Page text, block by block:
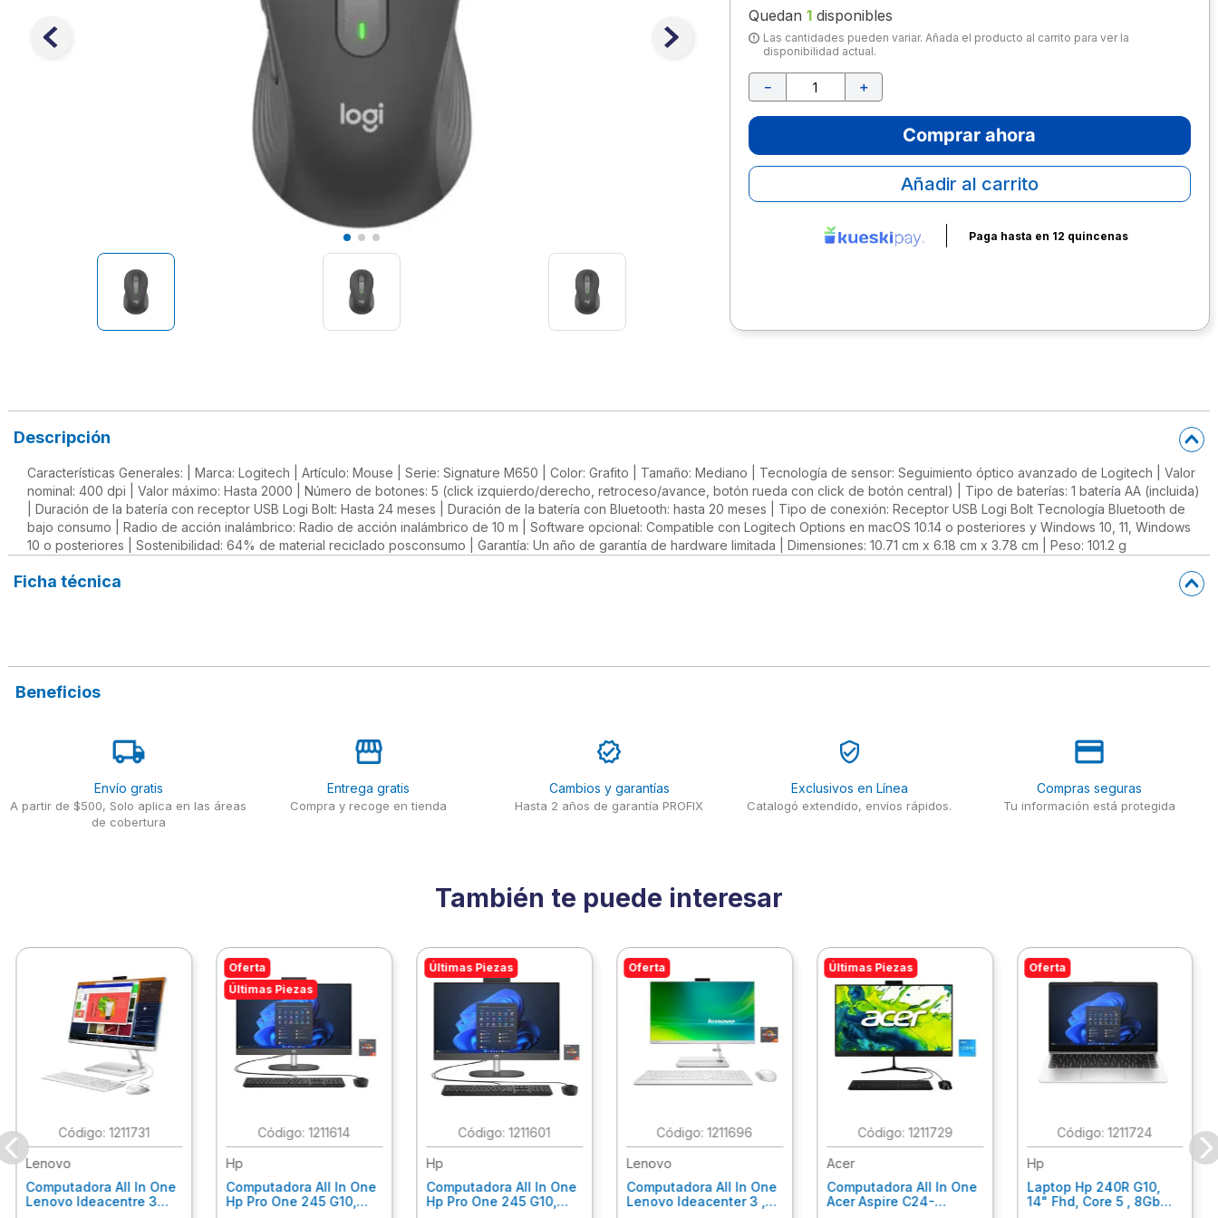
Quedan 1disponibles
Las cantidades pueden variar. Añada el producto al carrito para ver la
disponibilidad actual.
＋
－
Comprar ahora
Añadir al carrito
Paga hasta en 12 quincenas
Descripción
Características Generales: | Marca: Logitech | Artículo: Mouse | Serie: Signature M650 | Color: Grafito | Tamaño: Mediano | Tecnología de sensor: Seguimiento óptico avanzado de Logitech | Valor
nominal: 400 dpi | Valor máximo: Hasta 2000 | Número de botones: 5 (click izquierdo/derecho, retroceso/avance, botón rueda con click de botón central) | Tipo de baterías: 1 batería AA (incluida)
| Duración de la batería con receptor USB Logi Bolt: Hasta 24 meses | Duración de la batería con Bluetooth: hasta 20 meses | Tipo de conexión: Receptor USB Logi Bolt Tecnología Bluetooth de
bajo consumo | Radio de acción inalámbrico: Radio de acción inalámbrico de 10 m | Software opcional: Compatible con Logitech Options en macOS 10.14 o posteriores y Windows 10, 11, Windows
10 o posteriores | Sostenibilidad: 64% de material reciclado posconsumo | Garantía: Un año de garantía de hardware limitada | Dimensiones: 10.71 cm x 6.18 cm x 3.78 cm | Peso: 101.2 g
Ficha técnica
Beneficios
Envío gratis
A partir de $500, Solo aplica en las áreas
de cobertura
Entrega gratis
Compra y recoge en tienda
Cambios y garantías
Hasta 2 años de garantía PROFIX
Exclusivos en Línea
Catalogó extendido, envíos rápidos.
Compras seguras
Tu información está protegida
También te puede interesar
:1211731
Lenovo
Computadora All In One
Lenovo Ideacentre 3
Oferta
Últimas Piezas
:1211614
Hp
Computadora All In One
Hp Pro One 245 G10,
Últimas Piezas
:1211601
Hp
Computadora All In One
Hp Pro One 245 G10,
Oferta
:1211696
Lenovo
Computadora All In One
Lenovo Ideacenter 3 ,
Últimas Piezas
: 1211729
Acer
Computadora All In One
Acer Aspire C24-
Oferta
:1211724
Hp
Laptop Hp 240R G10,
14" Fhd, Core 5 , 8Gb
lapiz